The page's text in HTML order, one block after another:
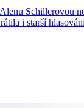
Schillerovou
i starší